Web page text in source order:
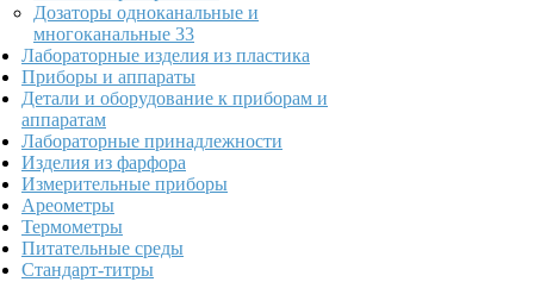
Дозаторы одноканальные и
многоканальные 33
Лабораторные изделия из пластика
Приборы и аппараты
Детали и оборудование к приборам и
аппаратам
Лабораторные принадлежности
Изделия из фарфора
Измерительные приборы
Ареометры
Термометры
Питательные среды
Стандарт-титры